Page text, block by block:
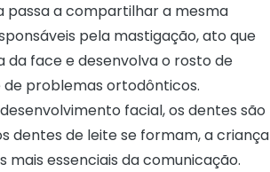
passa a compartilhar a mesma
pela mastigação, ato que
da face e desenvolva o rosto de
de problemas ortodônticos.
facial, os dentes são
dentes de leite se formam, a criança
essenciais da comunicação.